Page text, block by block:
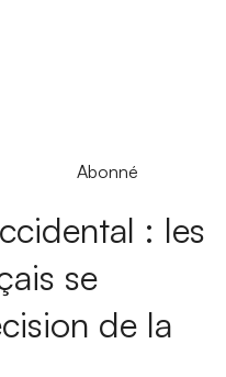
Abonné
: les
se
de la